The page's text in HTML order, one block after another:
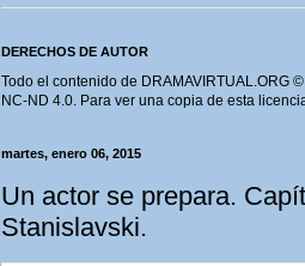
DERECHOS DE AUTOR
Todo el contenido de DRAMAVIRTUAL.ORG
NC-ND 4.0. Para ver una copia de esta
martes, enero 06, 2015
Un actor se prepara.
Stanislavski.